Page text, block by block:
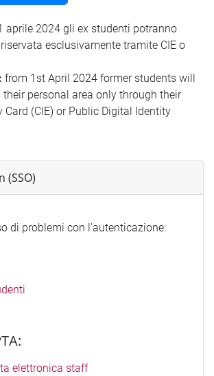
aprile 2024 gli ex studenti potranno
esclusivamente tramite CIE o
from 1st April 2024 former students will
their personal area only through their
Card (CIE) or Public Digital Identity
(SSO)
di problemi con l'autenticazione:
elettronica staff